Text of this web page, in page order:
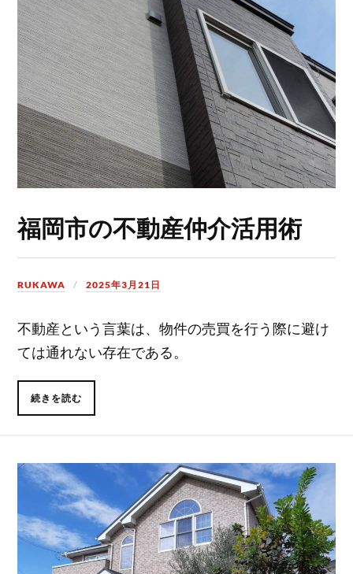
福岡市の不動産仲介活用術
RUKAWA 2025年3月21日
不動産という言葉は、物件の売買を行う際に避け
ては通れない存在である。
続きを読む